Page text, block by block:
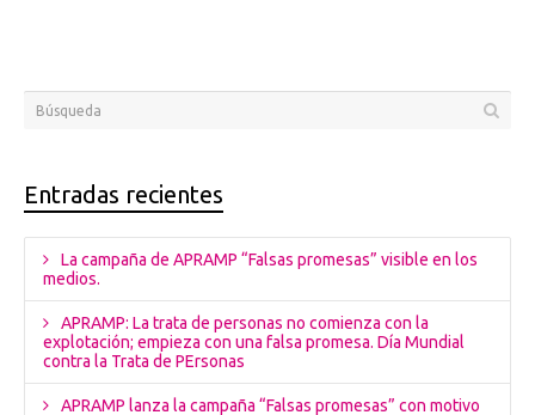
Entradas recientes
La campaña de APRAMP “Falsas promesas” visible en los
medios.
APRAMP: La trata de personas no comienza con la
explotación; empieza con una falsa promesa. Día Mundial
contra la Trata de PErsonas
APRAMP lanza la campaña “Falsas promesas” con motivo